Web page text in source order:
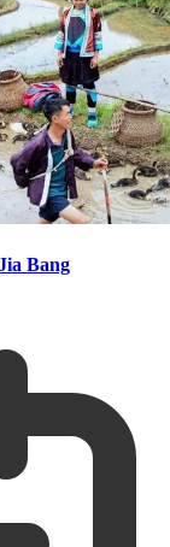
Bang